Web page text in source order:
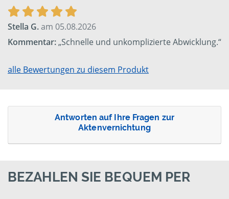
Stella G.am 05.08.2026
Kommentar:„Schnelle und unkomplizierte Abwicklung.“
alle Bewertungen zu diesem Produkt
Antworten auf Ihre Fragen zur
Aktenvernichtung
BEZAHLEN SIE BEQUEM PER